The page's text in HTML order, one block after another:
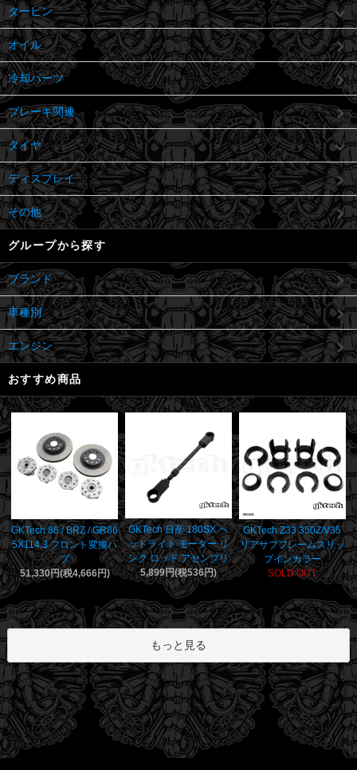
タービン
オイル
冷却パーツ
ブレーキ関連
タイヤ
ディスプレイ
その他
グループから探す
ブランド
車種別
エンジン
おすすめ商品
GKTech 86 / BRZ / GR86
5X114.3 フロント変換ハ
ブ
51,330円(税4,666円)
GKTech 日産 180SX ヘ
ッドライト モーター リ
ンク ロッド アセンブリ
5,899円(税536円)
GKTech Z33 350Z/V35
リアサブフレームスリッ
プインカラー
SOLD OUT
もっと見る